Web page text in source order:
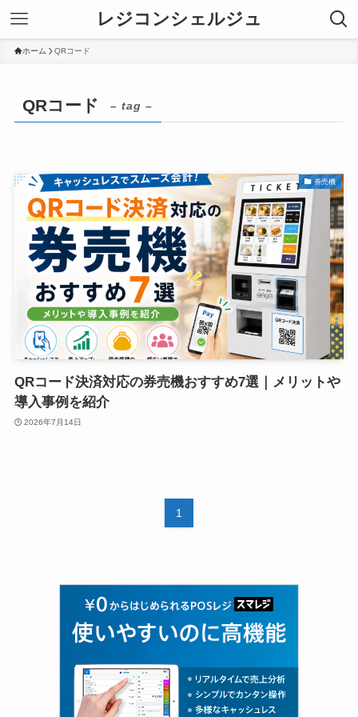
レジコンシェルジュ
ホーム QRコード
QRコード – tag –
券売機
QRコード決済対応の券売機おすすめ7選｜メリットや
導入事例を紹介
2026年7月14日
1